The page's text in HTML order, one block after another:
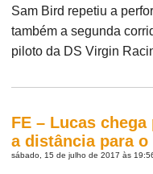
Sam Bird repetiu a
também a segunda
piloto da DS Virgin
FE – Lucas
a distância para
sábado, 15 de julho de 2017 às